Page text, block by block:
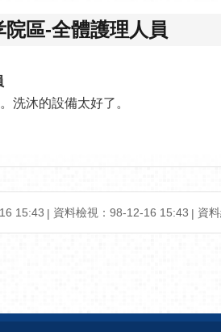
區-全體護理人員
洗沐的設備太好了。
15:43 資料檢視：98-12-16 15:43 資